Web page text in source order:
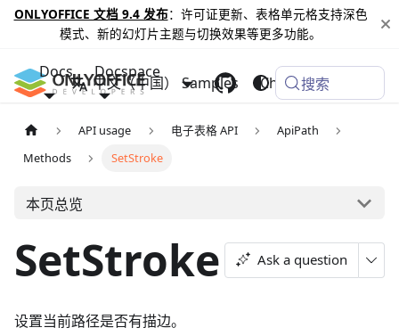
ONLYOFFICE 文档 9.4 发布：许可证更新、表格单元格支持深色
模式、新的幻灯片主题与切换效果等更多功能。
Docs Docspace
Samples Changelog
中文（中国） 搜索
API usage 电子表格 API
ApiPath
Methods
SetStroke
本页总览
SetStroke Ask a question
设置当前路径是否有描边。